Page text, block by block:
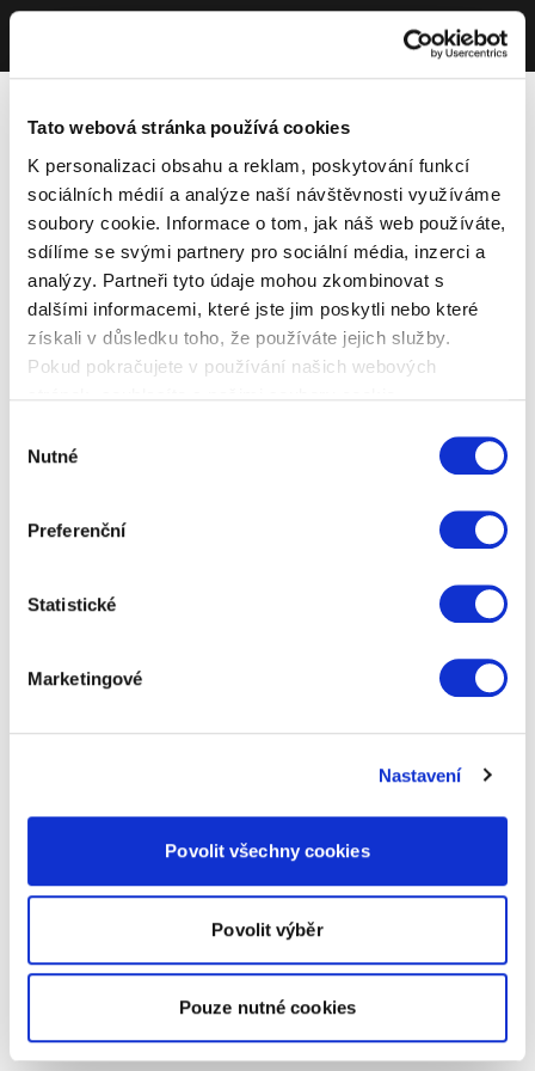
Tato webová stránka používá cookies
K personalizaci obsahu a reklam, poskytování funkcí
sociálních médií a analýze naší návštěvnosti využíváme
soubory cookie. Informace o tom, jak náš web používáte,
sdílíme se svými partnery pro sociální média, inzerci a
analýzy. Partneři tyto údaje mohou zkombinovat s
dalšími informacemi, které jste jim poskytli nebo které
získali v důsledku toho, že používáte jejich služby.
Pokud pokračujete v používání našich webových
souhlasu
Nutné
Preferenční
Statistické
Marketingové
Nastavení
Povolit všechny cookies
Povolit výběr
Pouze nutné cookies